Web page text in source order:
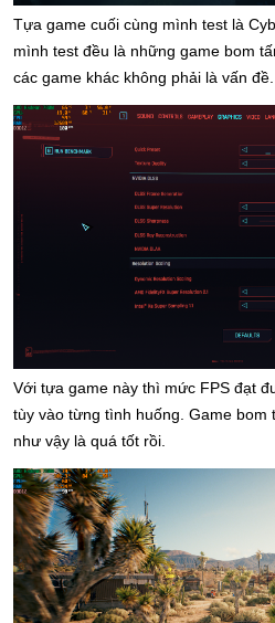
Tựa game cuối cùng mình test là
mình test đều là những game bom
các game khác không phải là vấn đề.
Với tựa game này thì mức FPS đạt
tùy vào từng tình huống. Game bom
như vậy là quá tốt rồi.